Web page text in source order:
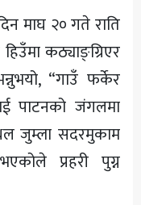
माघ २० गते राति
कठ्याङ्ग्रिएर
“गाउँ फर्केर
पाटनको जंगलमा
जुम्ला सदरमुकाम
प्रहरी पुग्न